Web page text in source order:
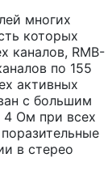
многих
которых
каналов, RMB-
по 155
активных
с большим
Ом при всех
в стерео